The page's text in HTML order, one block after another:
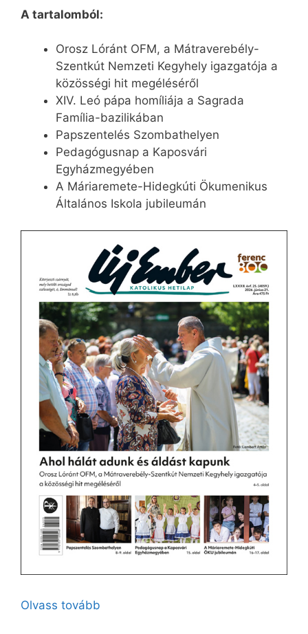
A tartalomból:
Orosz Lóránt OFM, a Mátraverebély-
Szentkút Nemzeti Kegyhely igazgatója a
közösségi hit megéléséről
XIV. Leó pápa homíliája a Sagrada
Família-bazilikában
Papszentelés Szombathelyen
Pedagógusnap a Kaposvári
Egyházmegyében
A Máriaremete-Hidegkúti Ökumenikus
Általános Iskola jubileumán
Olvass tovább